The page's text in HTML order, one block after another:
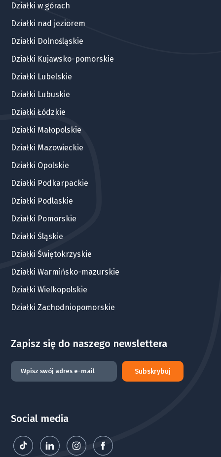
Działki w górach
Działki nad jeziorem
Działki Dolnośląskie
Działki Kujawsko-pomorskie
Działki Lubelskie
Działki Lubuskie
Działki Łódzkie
Działki Małopolskie
Działki Mazowieckie
Działki Opolskie
Działki Podkarpackie
Działki Podlaskie
Działki Pomorskie
Działki Śląskie
Działki Świętokrzyskie
Działki Warmińsko-mazurskie
Działki Wielkopolskie
Działki Zachodniopomorskie
Zapisz się do naszego newslettera
Subskrybuj
Social media